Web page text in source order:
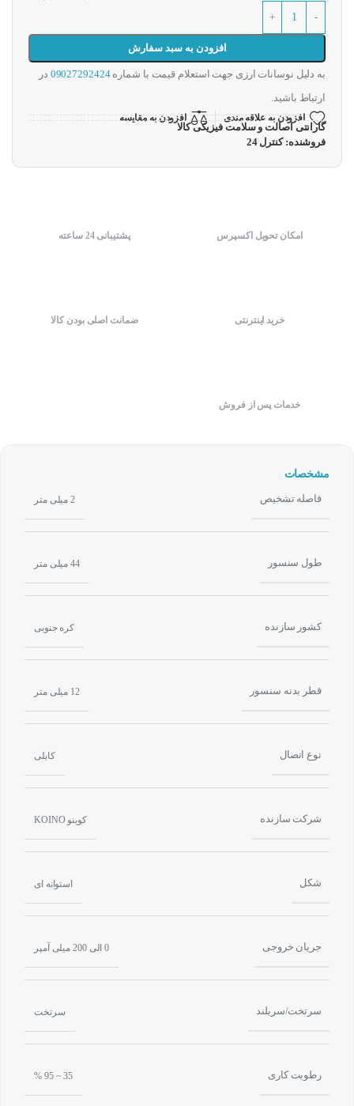
افزودن به سبد سفارش
به دلیل نوسانات ارزی جهت استعلام قیمت با شماره09027292424 در
ارتباط باشید.
افزودن به علاقه مندی افزودن به مقایسه
گارانتی اصالت و سلامت فیزیکی کالا
فروشنده: کنترل 24
امکان تحویل اکسپرس پشتیبانی 24 ساعته
خرید اینترنتی ضمانت اصلی بودن کالا
خدمات پس از فروش
مشخصات
فاصله تشخیص 2 میلی متر
طول سنسور 44 میلی متر
کشور سازنده کره جنوبی
قطر بدنه سنسور 12 میلی متر
نوع اتصال کابلی
شرکت سازنده کوینو KOINO
شکل استوانه ای
جریان خروجی 0 الی 200 میلی آمپر
سرتخت/سربلند سرتخت
رطوبت کاری 35 ~ 95 %